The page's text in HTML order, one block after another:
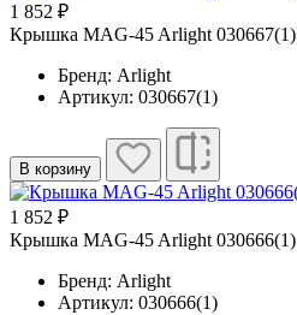
1 852 ₽
Крышка MAG-45 Arlight 030667(1)
Бренд: Arlight
Артикул: 030667(1)
В корзину
1 852 ₽
Крышка MAG-45 Arlight 030666(1)
Бренд: Arlight
Артикул: 030666(1)